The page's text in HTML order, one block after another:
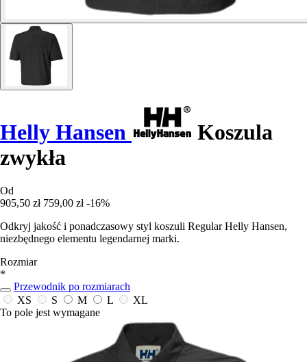
Helly Hansen
Koszula
zwykła
Od
905,50 zł 759,00 zł -16%
Odkryj jakość i ponadczasowy styl koszuli Regular Helly Hansen,
niezbędnego elementu legendarnej marki.
Rozmiar
*
Przewodnik po rozmiarach
XS
S M L
XL
To pole jest wymagane